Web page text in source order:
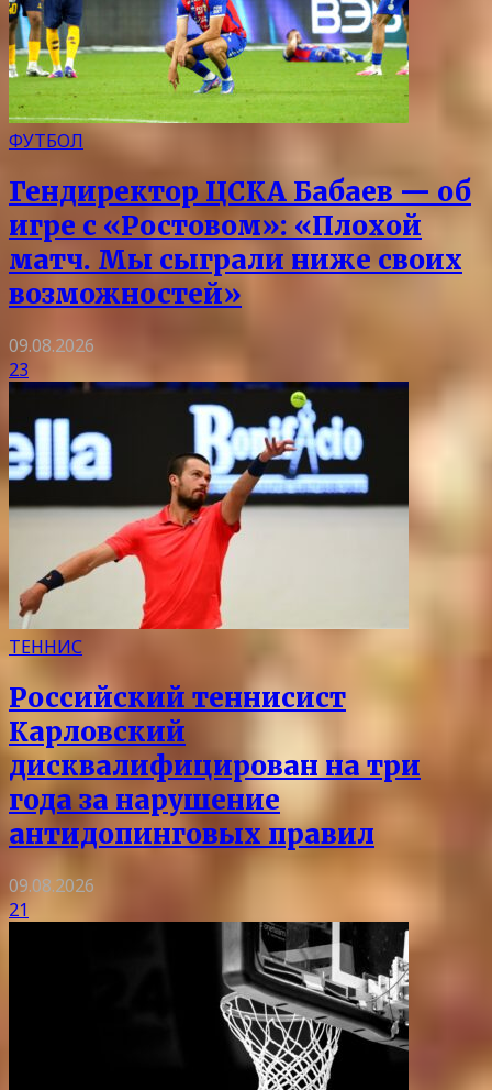
ФУТБОЛ
Гендиректор ЦСКА Бабаев — об
игре с «Ростовом»: «Плохой
матч. Мы сыграли ниже своих
возможностей»
09.08.2026
23
ТЕННИС
Российский теннисист
Карловский
дисквалифицирован на три
года за нарушение
антидопинговых правил
09.08.2026
21